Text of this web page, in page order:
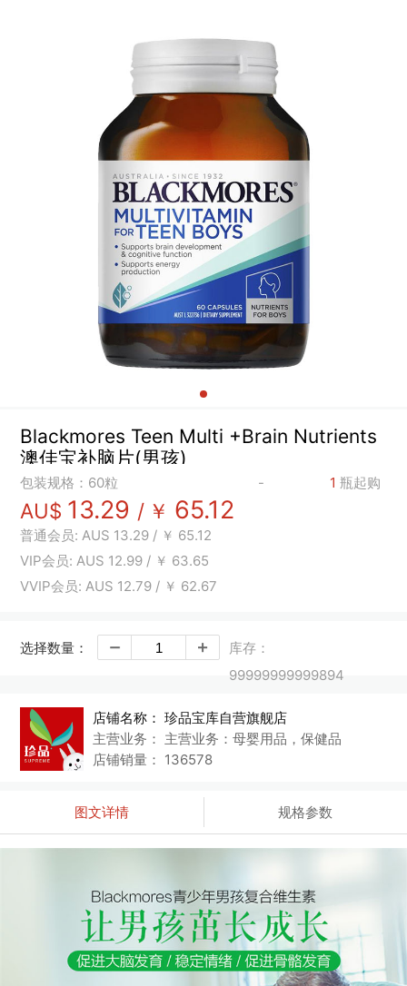
Blackmores Teen Multi +Brain Nutrients
澳佳宝补脑片(男孩)
包装规格：60粒 - 1 瓶起购
AU$ 13.29 / ￥ 65.12
普通会员:AUS 13.29 / ￥ 65.12
VIP会员:AUS 12.99 / ￥ 63.65
VVIP会员:AUS 12.79 / ￥ 62.67
选择数量：
库存：
99999999999894
店铺名称： 珍品宝库自营旗舰店
主营业务： 主营业务：母婴用品，保健品
店铺销量： 136578
图文详情 规格参数